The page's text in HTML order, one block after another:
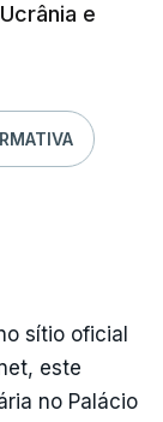
e
sítio oficial
este
no Palácio